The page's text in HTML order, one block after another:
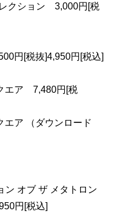
クション 3,000円[税
円[税抜]4,950円[税込]
エア 7,480円[税
ア （ダウンロード
ン オブ ザ メタトロン
円[税込]